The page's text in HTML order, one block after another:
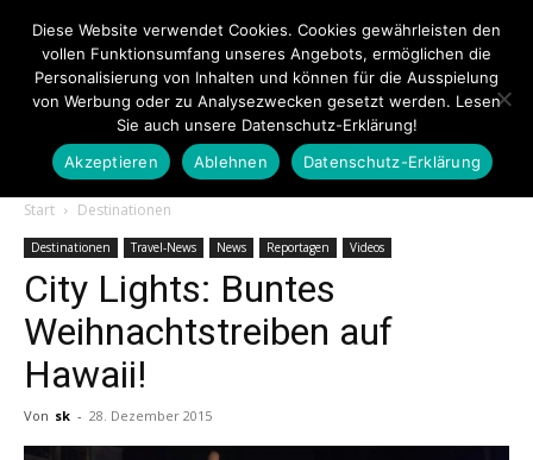
Touristiknews.de
|
Start Destinationen
Destinationen Travel-News News Reportagen Videos
City Lights: Buntes
Weihnachtstreiben auf
Hawaii!
Von sk - 28. Dezember 2015
Diese Website verwendet Cookies. Cookies gewährleisten den
vollen Funktionsumfang unseres Angebots, ermöglichen die
Personalisierung von Inhalten und können für die Ausspielung
von Werbung oder zu Analysezwecken gesetzt werden. Lesen
Sie auch unsere Datenschutz-Erklärung!
Akzeptieren
Ablehnen Datenschutz-Erklärung